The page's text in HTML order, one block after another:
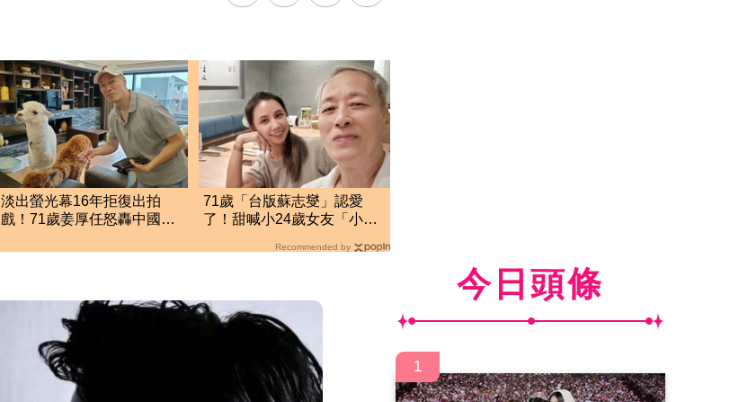
淡出螢光幕16年拒復出拍
戲！71歲姜厚任怒轟中國劇
71歲「台版蘇志燮」認愛
了！甜喊小24歲女友「小寶
Recommended by
今日頭條
1